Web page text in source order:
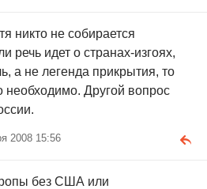
никто не собирается
речь идет о странах-изгоях,
а не легенда прикрытия, то
необходимо. Другой вопрос
2008 15:56
без США или